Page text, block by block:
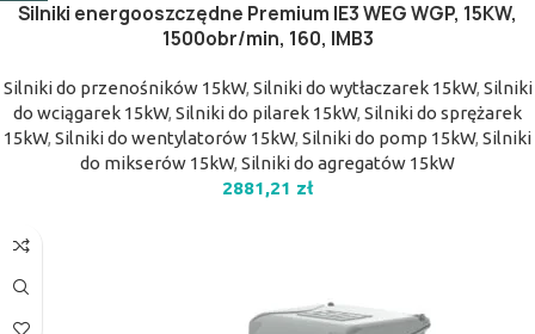
Silniki energooszczędne Premium IE3 WEG WGP, 15KW,
1500obr/min, 160, IMB3
Silniki do przenośników 15kW, Silniki do wytłaczarek 15kW, Silniki
do wciągarek 15kW, Silniki do pilarek 15kW, Silniki do sprężarek
15kW, Silniki do wentylatorów 15kW, Silniki do pomp 15kW, Silniki
do mikserów 15kW, Silniki do agregatów 15kW
2881,21 zł